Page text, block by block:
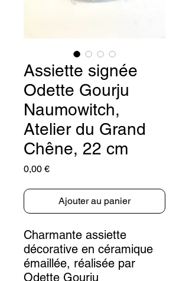
Assiette signée
Odette Gourju
Naumowitch,
Atelier du Grand
Chêne, 22 cm
0,00 €Prix
Ajouter au panier
Charmante assiette
décorative en céramique
émaillée, réalisée par
Odette Gourju